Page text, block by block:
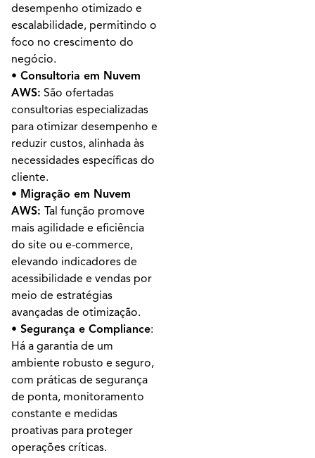
desempenho otimizado e
escalabilidade, permitindo o
foco no crescimento do
negócio.
• Consultoria em Nuvem
AWS: São ofertadas
consultorias especializadas
para otimizar desempenho e
reduzir custos, alinhada às
necessidades específicas do
cliente.
• Migração em Nuvem
AWS: Tal função promove
mais agilidade e eficiência
do site ou e-commerce,
elevando indicadores de
acessibilidade e vendas por
meio de estratégias
avançadas de otimização.
• Segurança e Compliance:
Há a garantia de um
ambiente robusto e seguro,
com práticas de segurança
de ponta, monitoramento
constante e medidas
proativas para proteger
operações críticas.